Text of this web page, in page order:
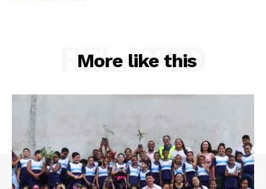
More like this
RELATED